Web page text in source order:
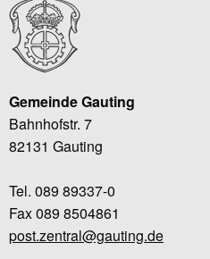
Gemeinde Gauting
Bahnhofstr. 7
82131 Gauting
Tel. 089 89337-0
Fax 089 8504861
post.zentral@gauting.de